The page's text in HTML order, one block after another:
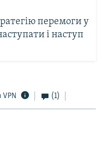
перемоги у
і наступ
VPN (1)